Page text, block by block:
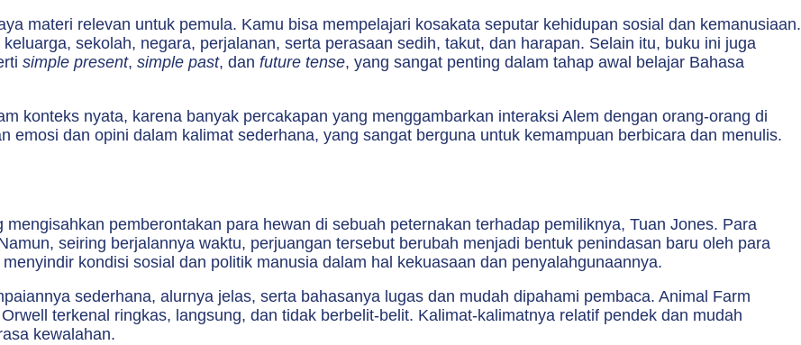
materi relevan untuk pemula. Kamu bisa mempelajari kosakata seputar kehidupan sosial dan kemanusiaan.
sekolah, negara, perjalanan, serta perasaan sedih, takut, dan harapan. Selain itu, buku ini juga
simple present, simple past, dan future tense, yang sangat penting dalam tahap awal belajar Bahasa
konteks nyata, karena banyak percakapan yang menggambarkan interaksi Alem dengan orang-orang di
emosi dan opini dalam kalimat sederhana, yang sangat berguna untuk kemampuan berbicara dan menulis.
pemberontakan para hewan di sebuah peternakan terhadap pemiliknya, Tuan Jones. Para
seiring berjalannya waktu, perjuangan tersebut berubah menjadi bentuk penindasan baru oleh para
kondisi sosial dan politik manusia dalam hal kekuasaan dan penyalahgunaannya.
sederhana, alurnya jelas, serta bahasanya lugas dan mudah dipahami pembaca. Animal Farm
terkenal ringkas, langsung, dan tidak berbelit-belit. Kalimat-kalimatnya relatif pendek dan mudah
kewalahan.